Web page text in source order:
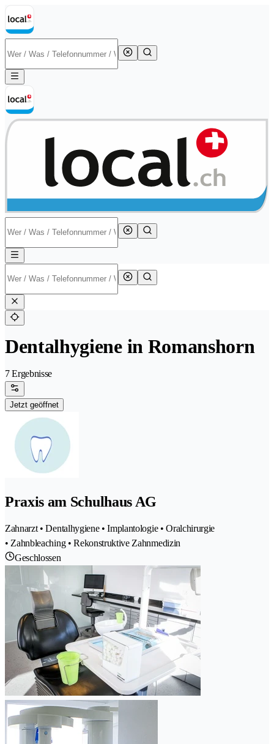
Dentalhygiene in Romanshorn
7 Ergebnisse
Jetzt geöffnet
Praxis am Schulhaus AG
Zahnarzt • Dentalhygiene • Implantologie • Oralchirurgie
• Zahnbleaching • Rekonstruktive Zahnmedizin
Geschlossen